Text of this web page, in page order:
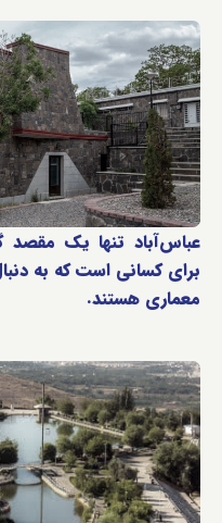
عباس‌آباد تنها یک مقصد
برای کسانی است که به
معماری هستند.